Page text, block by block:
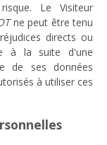
Le Visiteur
ne peut être tenu
directs ou
à la suite d'une
de ses données
à utiliser ces